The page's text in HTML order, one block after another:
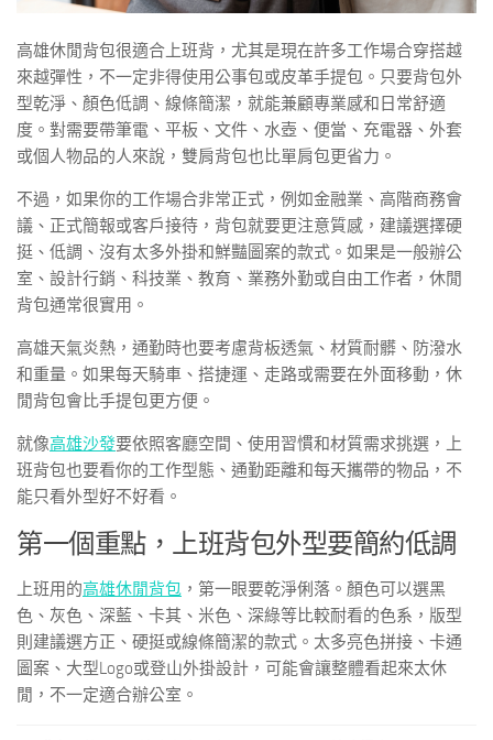
高雄休閒背包很適合上班背，尤其是現在許多工作場合穿搭越
來越彈性，不一定非得使用公事包或皮革手提包。只要背包外
型乾淨、顏色低調、線條簡潔，就能兼顧專業感和日常舒適
度。對需要帶筆電、平板、文件、水壺、便當、充電器、外套
或個人物品的人來說，雙肩背包也比單肩包更省力。
不過，如果你的工作場合非常正式，例如金融業、高階商務會
議、正式簡報或客戶接待，背包就要更注意質感，建議選擇硬
挺、低調、沒有太多外掛和鮮豔圖案的款式。如果是一般辦公
室、設計行銷、科技業、教育、業務外勤或自由工作者，休閒
背包通常很實用。
高雄天氣炎熱，通勤時也要考慮背板透氣、材質耐髒、防潑水
和重量。如果每天騎車、搭捷運、走路或需要在外面移動，休
閒背包會比手提包更方便。
就像高雄沙發要依照客廳空間、使用習慣和材質需求挑選，上
班背包也要看你的工作型態、通勤距離和每天攜帶的物品，不
能只看外型好不好看。
第一個重點，上班背包外型要簡約低調
上班用的高雄休閒背包 ，第一眼要乾淨俐落。顏色可以選黑
色、灰色、深藍、卡其、米色、深綠等比較耐看的色系，版型
則建議選方正、硬挺或線條簡潔的款式。太多亮色拼接、卡通
圖案、大型Logo或登山外掛設計，可能會讓整體看起來太休
閒，不一定適合辦公室。